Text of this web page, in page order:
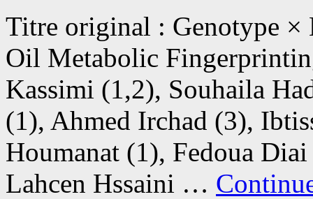
Titre original : Genotype ×
Oil Metabolic
Kassimi (1,2), Souhaila
(1), Ahmed Irchad (3),
Houmanat (1), Fedoua
Lahcen Hssaini …